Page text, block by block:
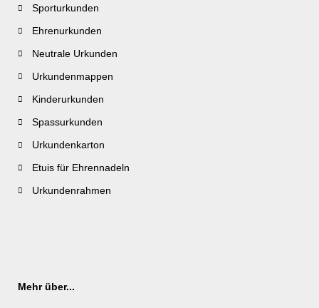
Sporturkunden
Ehrenurkunden
Neutrale Urkunden
Urkundenmappen
Kinderurkunden
Spassurkunden
Urkundenkarton
Etuis für Ehrennadeln
Urkundenrahmen
Mehr über...